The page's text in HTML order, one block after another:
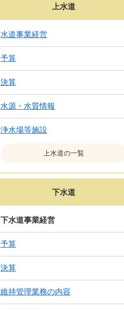
上水道
水道事業経営
予算
決算
水源・水質情報
浄水場等施設
上水道の一覧
下水道
下水道事業経営
予算
決算
維持管理業務の内容